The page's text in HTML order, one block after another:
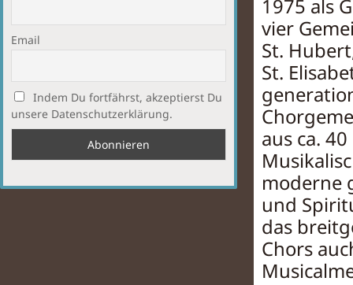
1975 als
vier
St.
St.
aus ca.
moderne
und
das
Chors
Email
Indem Du fortfährst, akzeptierst Du
unsere Datenschutzerklärung.